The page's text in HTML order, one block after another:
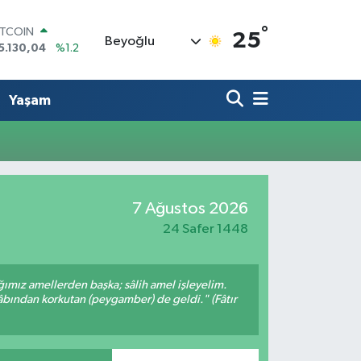
%1.2
%0.17
ALTIN
%2.12
Beyoğlu 25°
Yaşam
7 Ağustos 2026
24 Safer 1448
amellerden başka; sâlih amel işleyelim.
korkutan (peygamber) de geldi." (Fâtır